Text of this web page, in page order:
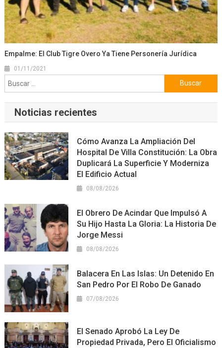
Empalme: El Club Tigre Overo Ya Tiene Personería Jurídica
01/11/2021
Buscar:
Noticias recientes
Cómo Avanza La Ampliación Del
Hospital De Villa Constitución: La Obra
Duplicará La Superficie Y Moderniza
El Edificio Actual
08/08/2026
El Obrero De Acindar Que Impulsó A
Su Hijo Hasta La Gloria: La Historia De
Jorge Messi
08/08/2026
Balacera En Las Islas: Un Detenido En
San Pedro Por El Robo De Ganado
07/08/2026
El Senado Aprobó La Ley De
Propiedad Privada, Pero El Oficialismo